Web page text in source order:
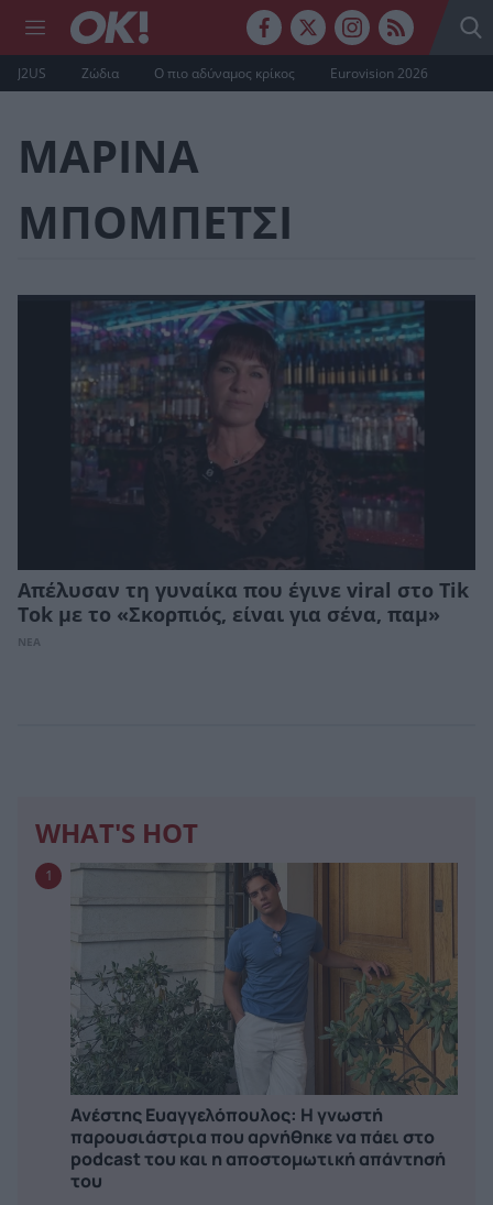
J2US Ζώδια Ο πιο αδύναμος κρίκος Eurovision 2026
ΜΑΡΙΝΑ
ΜΠΟΜΠΕΤΣΙ
Απέλυσαν τη γυναίκα που έγινε viral στο Tik
Tok με το «Σκορπιός, είναι για σένα, παμ»
ΝΕΑ
WHAT'S HOT
1
Ανέστης Ευαγγελόπουλος: Η γνωστή
παρουσιάστρια που αρνήθηκε να πάει στο
podcast του και η αποστομωτική απάντησή
του